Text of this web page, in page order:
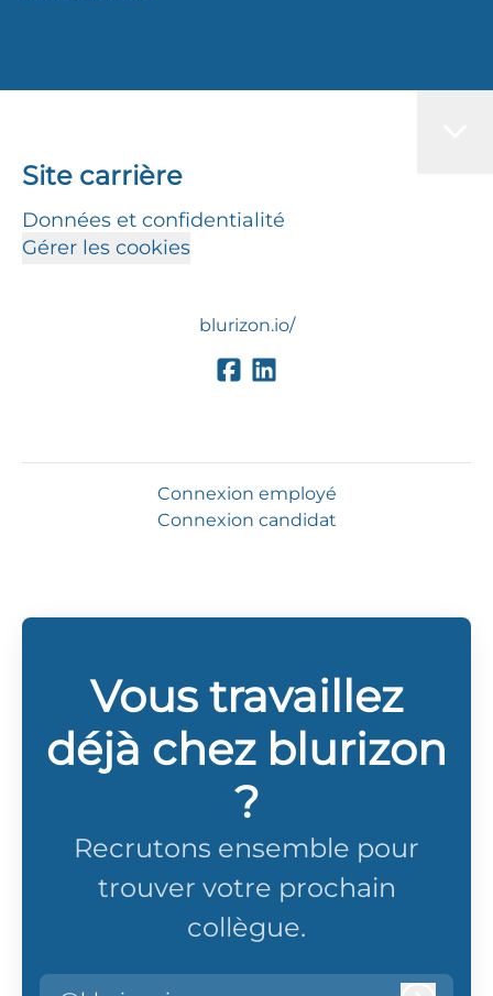
Site carrière
Données et confidentialité
Gérer les cookies
blurizon.io/
Connexion employé
Connexion candidat
Vous travaillez
déjà chez blurizon
?
Recrutons ensemble pour
trouver votre prochain
collègue.